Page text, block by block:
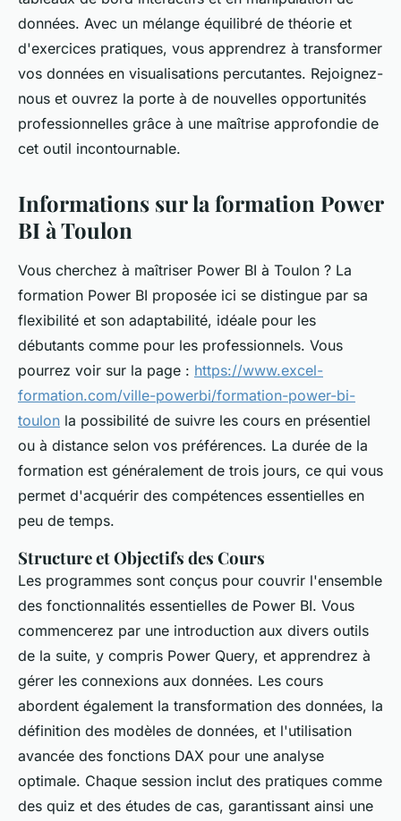
Clément•12 mai 2025•5 min de lecture
données. Avec un mélange équilibré de théorie et
d'exercices pratiques, vous apprendrez à transformer
vos données en visualisations percutantes. Rejoignez-
nous et ouvrez la porte à de nouvelles opportunités
professionnelles grâce à une maîtrise approfondie de
cet outil incontournable.
Informations sur la formation Power
BI à Toulon
Vous cherchez à maîtriser Power BI à Toulon ? La
formation Power BI proposée ici se distingue par sa
flexibilité et son adaptabilité, idéale pour les
débutants comme pour les professionnels. Vous
pourrez voir sur la page : https://www.excel-
formation.com/ville-powerbi/formation-power-bi-
toulon la possibilité de suivre les cours en présentiel
ou à distance selon vos préférences. La durée de la
formation est généralement de trois jours, ce qui vous
permet d'acquérir des compétences essentielles en
peu de temps.
Structure et Objectifs des Cours
Les programmes sont conçus pour couvrir l'ensemble
des fonctionnalités essentielles de Power BI. Vous
commencerez par une introduction aux divers outils
de la suite, y compris Power Query, et apprendrez à
gérer les connexions aux données. Les cours
abordent également la transformation des données, la
définition des modèles de données, et l'utilisation
avancée des fonctions DAX pour une analyse
optimale. Chaque session inclut des pratiques comme
des quiz et des études de cas, garantissant ainsi une